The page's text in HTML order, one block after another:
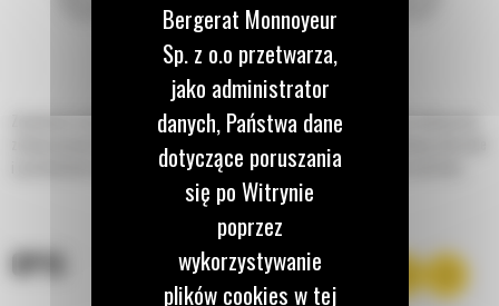
Zamiatarki zbierające do ładowarek ze sterowaniem burtowym, koparko-ładowarek,
zintegrowanych nośników osprzętu i ładowarek kołowych Cat® umożliwiają zbieranie
i gromadzenie odpadów w zintegrowanym pojemniku, który można łatwo opróżnić.
OPIS
Bergerat Monnoyeur
Sp. z o.o przetwarza,
jako administrator
danych, Państwa dane
dotyczące poruszania
się po Witrynie
poprzez
wykorzystywanie
plików cookies w tej